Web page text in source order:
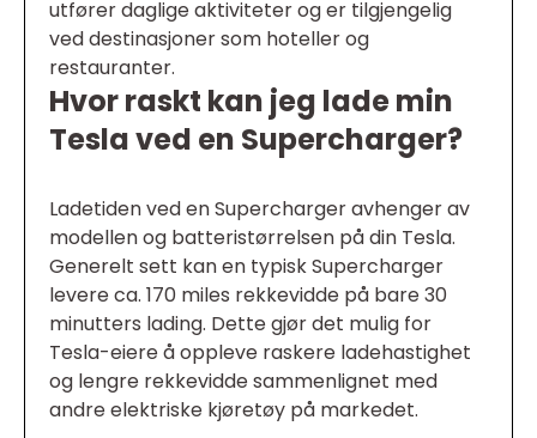
utfører daglige aktiviteter og er tilgjengelig
ved destinasjoner som hoteller og
restauranter.
Hvor raskt kan jeg lade min
Tesla ved en Supercharger?
Ladetiden ved en Supercharger avhenger av
modellen og batteristørrelsen på din Tesla.
Generelt sett kan en typisk Supercharger
levere ca. 170 miles rekkevidde på bare 30
minutters lading. Dette gjør det mulig for
Tesla-eiere å oppleve raskere ladehastighet
og lengre rekkevidde sammenlignet med
andre elektriske kjøretøy på markedet.